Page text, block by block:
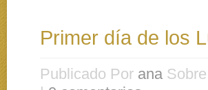
Primer día de los
Publicado Por ana